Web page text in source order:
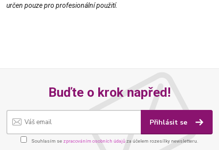
určen pouze pro profesionální použití.
Buďte o krok napřed!
Přihlásit se
Souhlasím se zpracováním osobních údajů za účelem rozesílky newsletteru.